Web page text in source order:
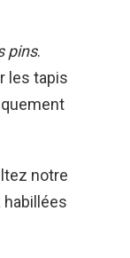
pins.
les tapis
notre